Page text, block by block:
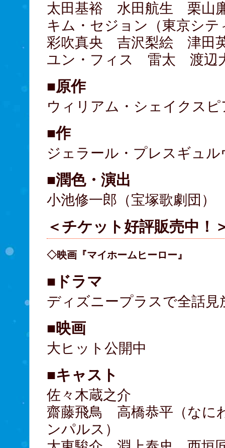
太田基裕 水田航生 栗山
キム・セジョン（東京シテ
彩吹真央 吉沢梨絵 津田
ユン・フィス 雷太 渡
■原作
ウィリアム・シェイクスピ
■作
ジェラール・プレスギュ
■潤色・演出
小池修一郎（宝塚歌劇団）
＜チケット好評販売中！
◇映画『マイホームヒーロー』
■ドラマ
ディズニープラスで全話見
■映画
大ヒット公開中
■キャスト
佐々木蔵之介
齋藤飛鳥 高橋恭平（な
ンパルス）